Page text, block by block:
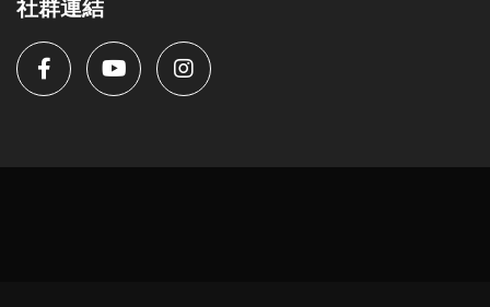
https://www.lzsports.com.tw/zh_TW/news/pageID/1/
-FB : 桃園市蘆竹國民運動中心
-IG : @luzhusports
社群連結